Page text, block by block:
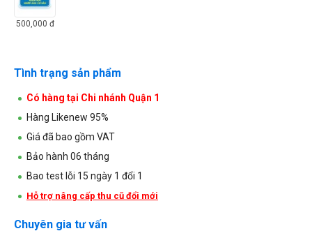
500,000 đ
Tình trạng sản phẩm
Có hàng tại Chi nhánh Quận 1
Hàng Likenew 95%
Giá đã bao gồm VAT
Bảo hành 06 tháng
Bao test lỗi 15 ngày 1 đổi 1
Hỗ trợ nâng cấp thu cũ đổi mới
Chuyên gia tư vấn